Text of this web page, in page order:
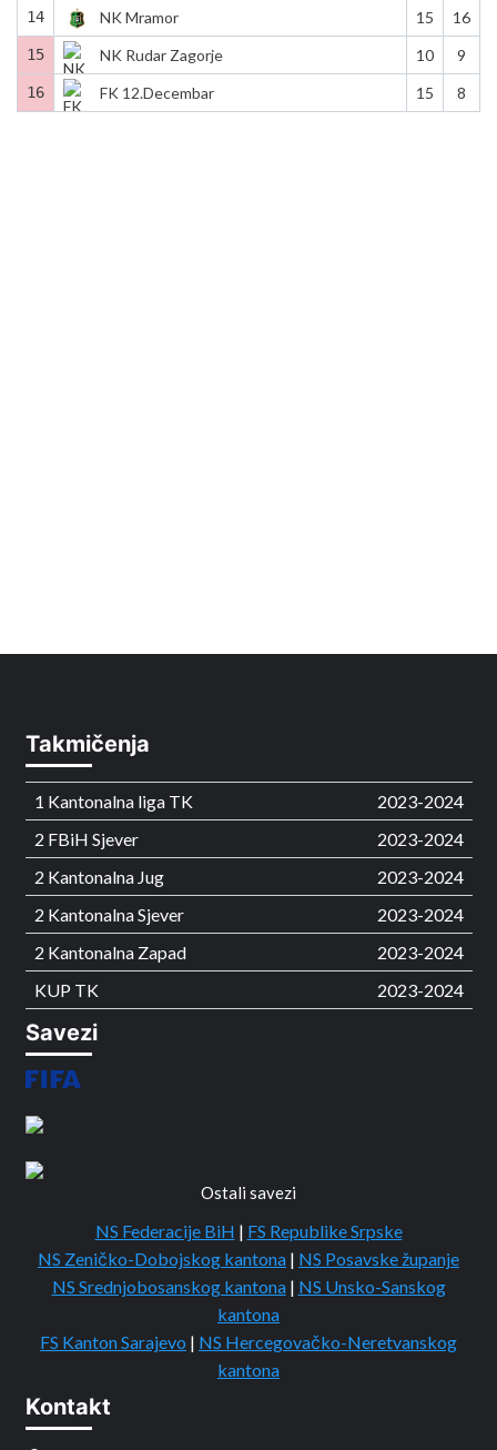
14 NK Mramor 15 16
15 NK Rudar Zagorje 10 9
16 FK 12.Decembar 15 8
Takmičenja
1 Kantonalna liga TK
2023-2024
2 FBiH Sjever
2023-2024
2 Kantonalna Jug
2023-2024
2 Kantonalna Sjever
2023-2024
2 Kantonalna Zapad
2023-2024
KUP TK
2023-2024
Savezi
Ostali savezi
NS Federacije BiH | FS Republike Srpske
NS Zeničko-Dobojskog kantona | NS Posavske županje
NS Srednjobosanskog kantona | NS Unsko-Sanskog
kantona
FS Kanton Sarajevo | NS Hercegovačko-Neretvanskog
kantona
Kontakt